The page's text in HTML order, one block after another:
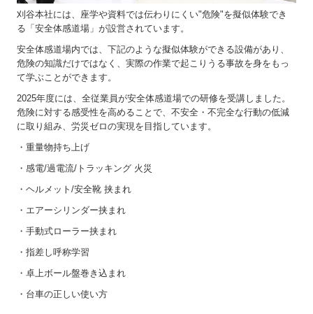
刈谷本社には、座学や資料では伝わりにくい"危険"を擬似体験でき
る「安全体感道場」が設営されています。
安全体感道場内では、下記のような擬似体験ができる設備があり、
危険の知識だけではなく、実際の作業で起こりうる事故を身をもっ
て学ぶことができます。
2025年度には、全従業員が安全体感道場での研修を受講しました。
危険に対する感受性を高めることで、不安全・不完全な行動の低減
に取り組み、労災ゼロの実現を目指しています。
・重量物持ち上げ
・感電/過電流/トラッキング 火災
・ヘルメット/安全靴 挟まれ
・エアーシリンダー挟まれ
・手動式ローラー挟まれ
・指差し呼称学習
・卓上ボール盤巻き込まれ
・台車の正しい使い方